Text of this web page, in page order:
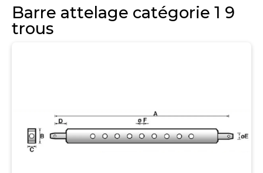
Barre attelage catégorie 1 9
trous